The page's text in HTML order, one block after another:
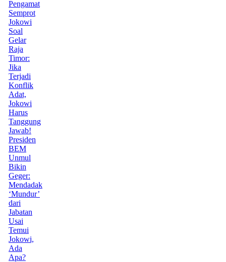
Pengamat
Semprot
Jokowi
Soal
Gelar
Raja
Timor:
Jika
Terjadi
Konflik
Adat,
Jokowi
Harus
Tanggung
Jawab!
Presiden
BEM
Unmul
Bikin
Geger:
Mendadak
‘Mundur’
dari
Jabatan
Usai
Temui
Jokowi,
Ada
Apa?